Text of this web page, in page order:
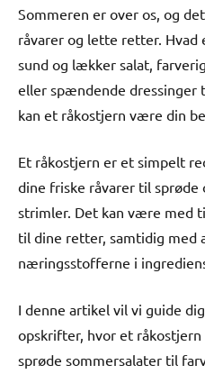
Sommeren er over os, og
råvarer og lette retter. Hvad
sund og lækker salat,
eller spændende dressinger
kan et råkostjern være din
Et råkostjern er et simpelt
dine friske råvarer til sprøde
strimler. Det kan være med
til dine retter, samtidig med
næringsstofferne i
I denne artikel vil vi guide
opskrifter, hvor et
sprøde sommersalater til